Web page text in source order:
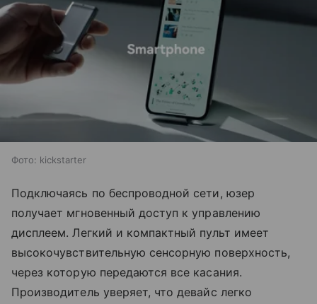
Фото: kickstarter
Подключаясь по беспроводной сети, юзер
получает мгновенный доступ к управлению
дисплеем. Легкий и компактный пульт имеет
высокочувствительную сенсорную поверхность,
через которую передаются все касания.
Производитель уверяет, что девайс легко